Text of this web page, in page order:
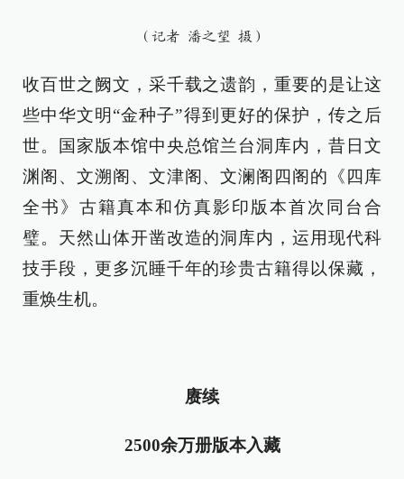
（记者 潘之望 摄）
收百世之阙文，采千载之遗韵，重要的是让这
些中华文明“金种子”得到更好的保护，传之后
世。国家版本馆中央总馆兰台洞库内，昔日文
渊阁、文溯阁、文津阁、文澜阁四阁的《四库
全书》古籍真本和仿真影印版本首次同台合
璧。天然山体开凿改造的洞库内，运用现代科
技手段，更多沉睡千年的珍贵古籍得以保藏，
重焕生机。
赓续
2500余万册版本入藏